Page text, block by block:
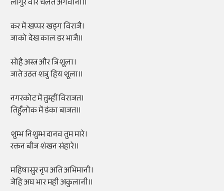
लांगुर वीर चलत अगवानी॥
कर में खप्पर खड्ग विराजै।
जाको देख काल डर भाजै॥
सोहै अस्त्र और त्रिशूला।
जाते उठत शत्रु हिय शूला॥
नगरकोट में तुम्हीं विराजत।
तिहुँलोक में डंका बाजत॥
शुम्भ निशुम्भ दानव तुम मारे।
रक्तन बीज शंखन संहारे॥
महिषासुर नृप अति अभिमानी।
जेहि अघ भार मही अकुलानी॥